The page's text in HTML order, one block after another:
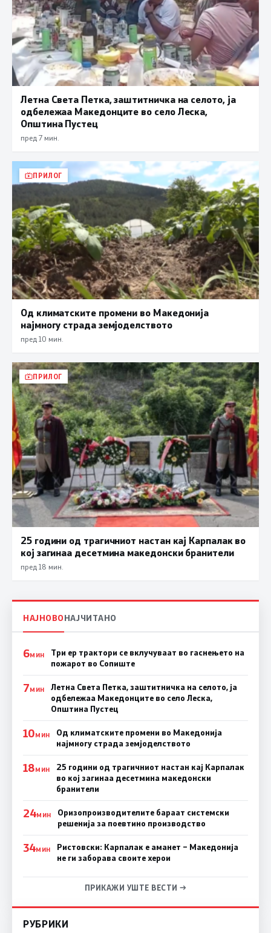
Летна Света Петка, заштитничка на селото, ја
одбележаа Македонците во село Леска,
Општина Пустец
пред 7 мин.
ПРИЛОГ
Од климатските промени во Македонија
најмногу страда земјоделството
пред 10 мин.
ПРИЛОГ
25 години од трагичниот настан кај Карпалак во
кој загинаа десетмина македонски бранители
пред 18 мин.
НАЈНОВОНАЈЧИТАНО
6МИН
Три ер трактори се вклучуваат во гаснењето на
пожарот во Сопиште
7МИН
Летна Света Петка, заштитничка на селото, ја
одбележаа Македонците во село Леска,
Општина Пустец
10МИН
Од климатските промени во Македонија
најмногу страда земјоделството
18МИН
25 години од трагичниот настан кај Карпалак
во кој загинаа десетмина македонски
бранители
24МИН
Оризопроизводителите бараат системски
решенија за поевтино производство
34МИН
Ристовски: Карпалак е аманет – Македонија
не ги заборава своите херои
ПРИКАЖИ УШТЕ ВЕСТИ →
РУБРИКИ